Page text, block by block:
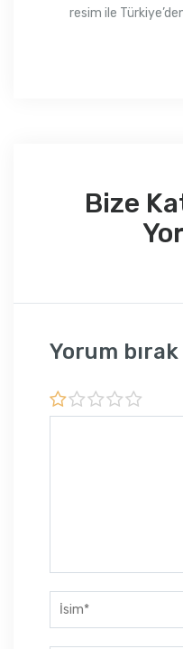
resim ile
Bize
Yorum bırak